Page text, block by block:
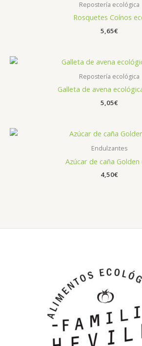
Repostería ecológica
Rosquetes Coínos
5,65€
Repostería ecológica
Galleta de avena
5,05€
Endulzantes
Azúcar de caña Golden
4,50€